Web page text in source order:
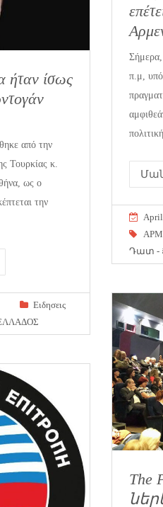
π.μ, υπό
Դատ -
ήταν ίσως
από την
Τουρκίας κ.
ως ο
την
Eιδησεις
The